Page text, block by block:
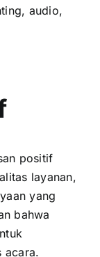
audio,
positif
layanan,
yang
bahwa
acara.